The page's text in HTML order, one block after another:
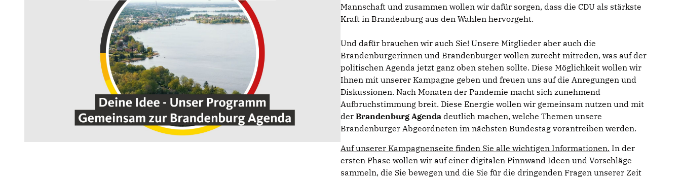
Mannschaft und zusammen wollen wir dafür sorgen, dass die CDU als stärkste
Kraft in Brandenburg aus den Wahlen hervorgeht.
Und dafür brauchen wir auch Sie! Unsere Mitglieder aber auch die
Brandenburgerinnen und Brandenburger wollen zurecht mitreden, was auf der
politischen Agenda jetzt ganz oben stehen sollte. Diese Möglichkeit wollen wir
Ihnen mit unserer Kampagne geben und freuen uns auf die Anregungen und
Diskussionen. Nach Monaten der Pandemie macht sich zunehmend
Aufbruchstimmung breit. Diese Energie wollen wir gemeinsam nutzen und mit
der Brandenburg Agenda deutlich machen, welche Themen unsere
Brandenburger Abgeordneten im nächsten Bundestag vorantreiben werden.
Auf unserer Kampagnenseite finden Sie alle wichtigen Informationen. In der
ersten Phase wollen wir auf einer digitalen Pinnwand Ideen und Vorschläge
sammeln, die Sie bewegen und die Sie für die dringenden Fragen unserer Zeit